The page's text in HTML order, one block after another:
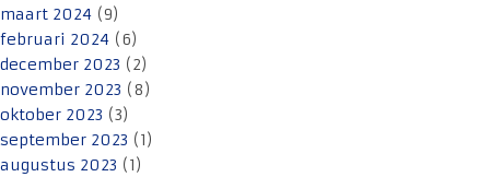
maart 2024 (9)
februari 2024 (6)
december 2023 (2)
november 2023 (8)
oktober 2023 (3)
september 2023 (1)
augustus 2023 (1)